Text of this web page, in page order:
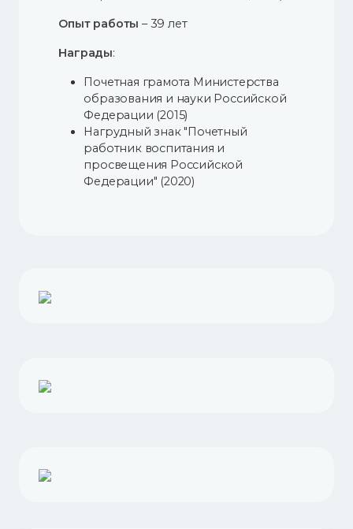
Опыт работы – 39 лет
Награды:
Почетная грамота Министерства
образования и науки Российской
Федерации (2015)
Нагрудный знак "Почетный
работник воспитания и
просвещения Российской
Федерации" (2020)